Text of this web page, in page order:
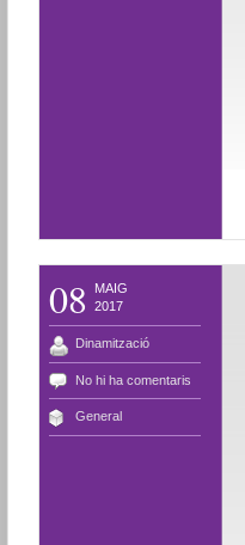
08
MAIG
2017
Dinamització
No hi ha comentaris
General